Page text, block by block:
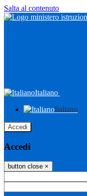
Salta al contenuto
Italiano
Italiano
Accedi
Accedi
button close ×